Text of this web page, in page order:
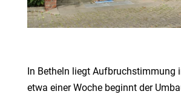
In Betheln liegt Aufbruchstimmung
etwa einer Woche beginnt der